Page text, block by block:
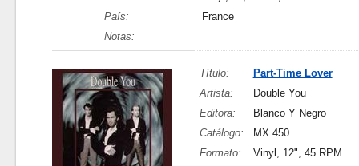
País:
France
Notas:
Título:
Part-Time Lover
Artista:
Double You
Editora:
Blanco Y Negro
Catálogo:
MX 450
Formato:
Vinyl, 12", 45 RPM